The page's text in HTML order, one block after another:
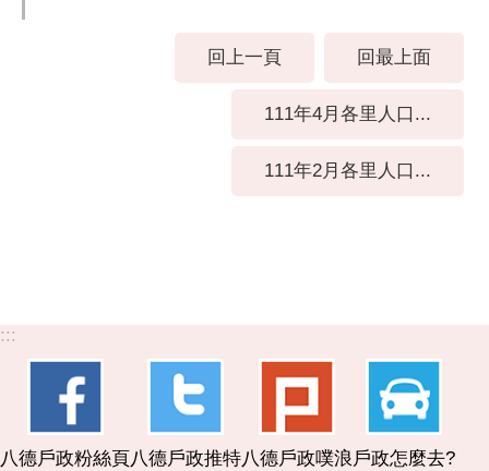
回上一頁 回最上面
111年4月各里人口...
111年2月各里人口...
:::
八德戶政粉絲頁 八德戶政推特八德戶政噗浪戶政怎麼去?